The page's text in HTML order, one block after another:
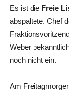
Es ist die Freie
abspaltete. Chef
Weber
noch nicht ein.
Am